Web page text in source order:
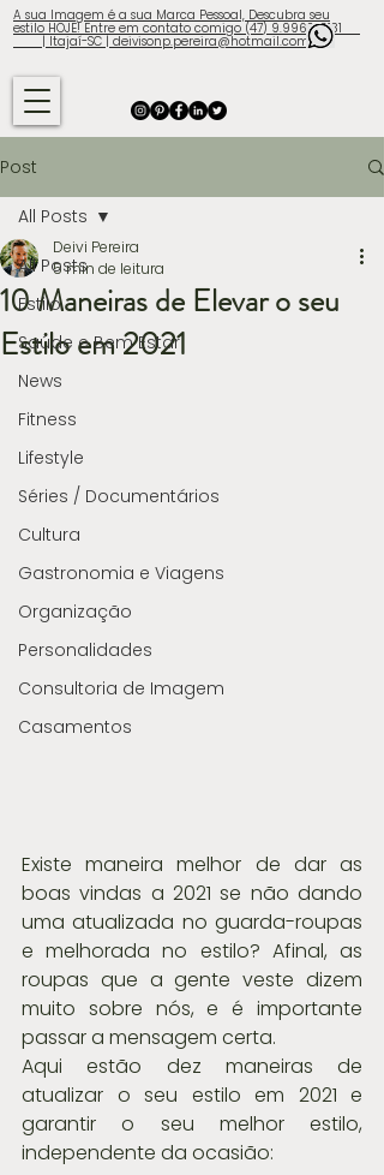
A sua Imagem é a sua Marca Pessoal, Descubra seu
estilo HOJE! Entre em contato comigo (47) 9.9960-3131
| Itajaí-SC | deivisonp.pereira@hotmail.com
Post
All Posts
Estilo
Saúde e Bem Estar
News
Fitness
Lifestyle
Séries / Documentários
Cultura
Gastronomia e Viagens
Organização
Personalidades
Consultoria de Imagem
Casamentos
All Posts
10 Maneiras de Elevar o seu
Estilo em 2021
Deivi Pereira
5 min de leitura
Existe maneira melhor de dar as
boas vindas a 2021 se não dando
uma atualizada no guarda-roupas
e melhorada no estilo? Afinal, as
roupas que a gente veste dizem
muito sobre nós, e é importante
passar a mensagem certa.
Aqui estão dez maneiras de
atualizar o seu estilo em 2021 e
garantir o seu melhor estilo,
independente da ocasião: